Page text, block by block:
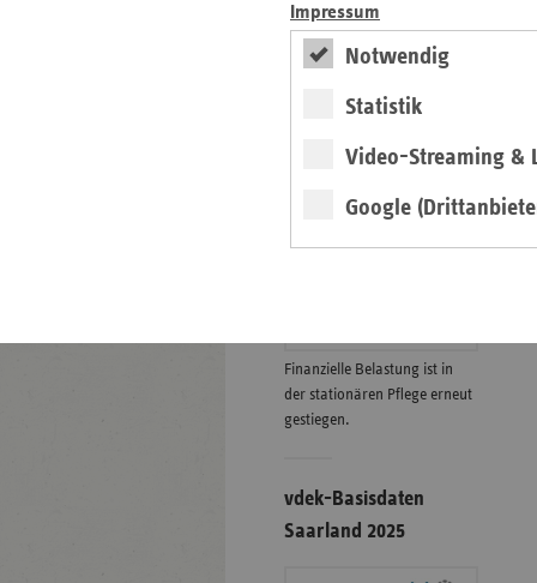
Impressum
Notwendig
Statistik
Video-Streaming &
Google
Veranstaltungen
Eigenanteile in der
stat. Pflege zum
Grafik
Finanzielle Belastung ist in
der stationären Pflege erneut
gestiegen.
vdek-Basisdaten
Saarland 2025